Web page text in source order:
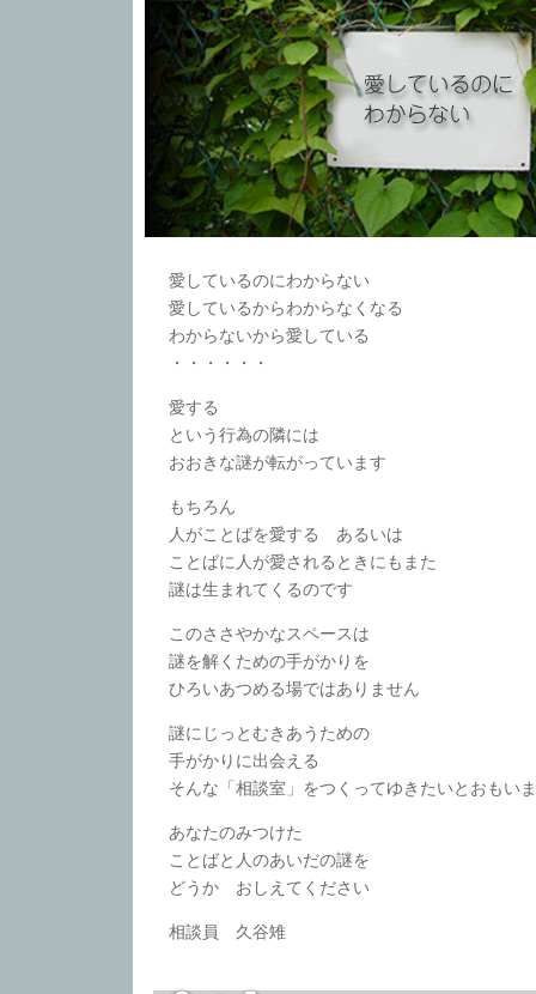
愛しているのにわからない
愛しているからわからなくなる
わからないから愛している
・・・・・・
愛する
という行為の隣には
おおきな謎が転がっています
もちろん
人がことばを愛する あるいは
ことばに人が愛されるときにもまた
謎は生まれてくるのです
このささやかなスペースは
謎を解くための手がかりを
ひろいあつめる場ではありません
謎にじっとむきあうための
手がかりに出会える
そんな「相談室」をつくってゆきたいとおもい
あなたのみつけた
ことばと人のあいだの謎を
どうか おしえてください
相談員 久谷雉